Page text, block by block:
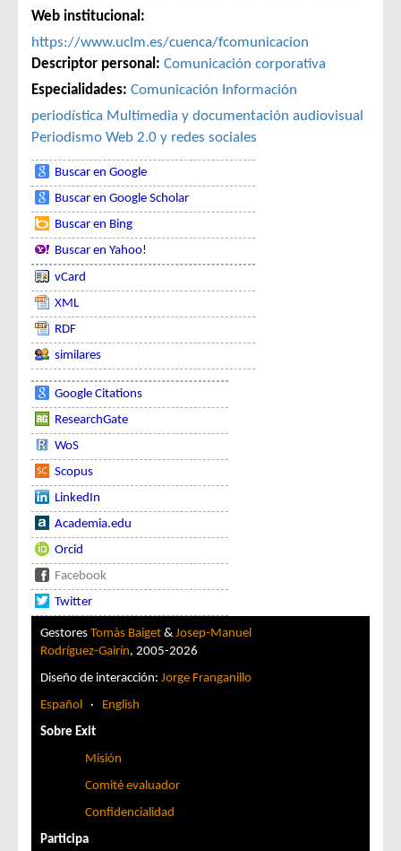
Web institucional:
https://www.uclm.es/cuenca/fcomunicacion
Descriptor personal: Comunicación corporativa
Especialidades: Comunicación Información
periodística Multimedia y documentación audiovisual
Periodismo Web 2.0 y redes sociales
Buscar en Google
Buscar en Google Scholar
Buscar en Bing
Buscar en Yahoo!
vCard
XML
RDF
similares
Google Citations
ResearchGate
WoS
Scopus
LinkedIn
Academia.edu
Orcid
Facebook
Twitter
Gestores Tomàs Baiget & Josep-Manuel
Rodríguez-Gairín, 2005-2026
Diseño de interacción: Jorge Franganillo
Español · English
Sobre Exit
Misión
Comité evaluador
Confidencialidad
Participa